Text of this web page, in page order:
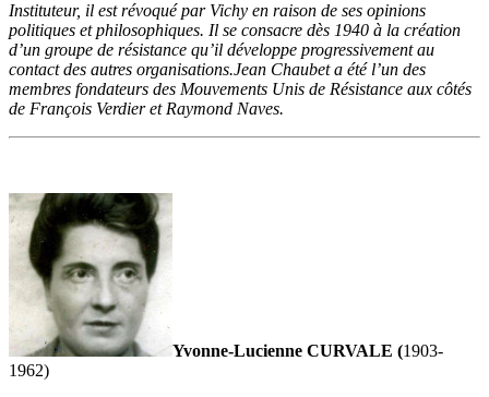
Instituteur, il est révoqué par Vichy en raison de ses opinions
politiques et philosophiques. Il se consacre dès 1940 à la création
d’un groupe de résistance qu’il développe progressivement au
contact des autres organisations.Jean Chaubet a été l’un des
membres fondateurs des Mouvements Unis de Résistance aux côtés
de François Verdier et Raymond Naves.
Yvonne-Lucienne CURVALE (1903-
1962)